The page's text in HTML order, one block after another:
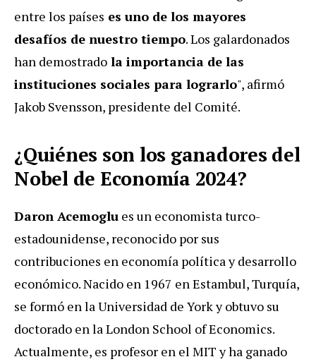
entre los países es uno de los mayores
desafíos de nuestro tiempo. Los galardonados
han demostrado la importancia de las
instituciones sociales para lograrlo", afirmó
Jakob Svensson, presidente del Comité.
¿Quiénes son los ganadores del
Nobel de Economía 2024?
Daron Acemoglu es un economista turco-
estadounidense, reconocido por sus
contribuciones en economía política y desarrollo
económico. Nacido en 1967 en Estambul, Turquía,
se formó en la Universidad de York y obtuvo su
doctorado en la London School of Economics.
Actualmente, es profesor en el MIT y ha ganado